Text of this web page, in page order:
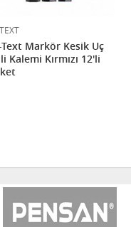
Markör Kesik Uç
Kalemi Kırmızı 12'li